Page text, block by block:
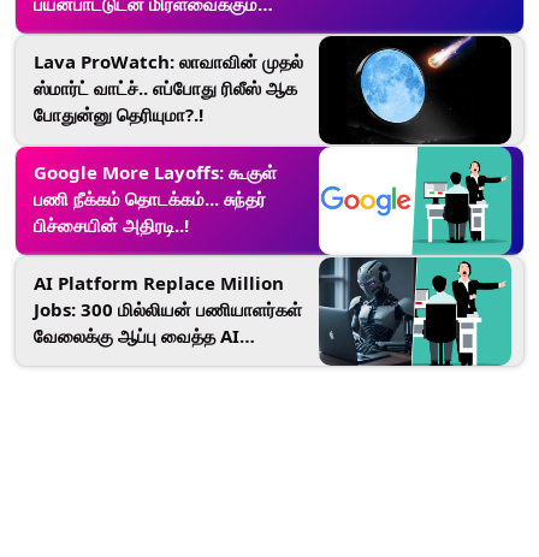
விஷயங்கள்.. விபரம் உள்ளே.!
Lava ProWatch: லாவாவின் முதல்
ஸ்மார்ட் வாட்ச்.. எப்போது ரிலீஸ் ஆக
போதுன்னு தெரியுமா?.!
Google More Layoffs: கூகுள்
பணி நீக்கம் தொடக்கம்... சுந்தர்
பிச்சையின் அதிரடி..!
AI Platform Replace Million
Jobs: 300 மில்லியன் பணியாளர்கள்
வேலைக்கு ஆப்பு வைத்த AI